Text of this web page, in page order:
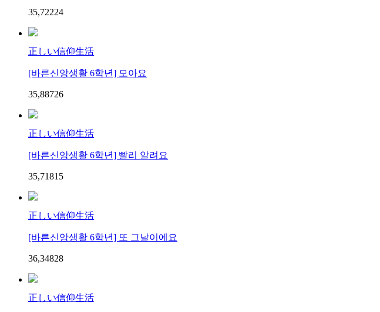
35,72224
正しい信仰生活
[바른신앙생활 6학년] 모아요
35,88726
正しい信仰生活
[바른신앙생활 6학년] 빨리 알려요
35,7181 5
正しい信仰生活
[바른신앙생활 6학년] 또 그날이에요
36,34828
正しい信仰生活